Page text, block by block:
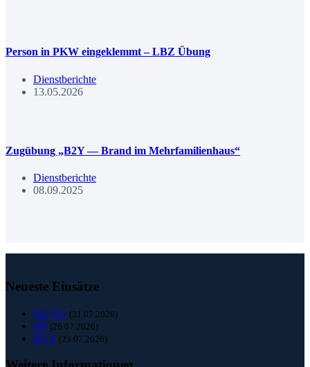
Person in PKW eingeklemmt – LBZ Übung
Dienstberichte
13.05.2026
Zugübung „B2Y — Brand im Mehrfamilienhaus“
Dienstberichte
08.09.2025
Neueste Einsätze
H2 VU (31.07.2026)
H0 (26.07.2026)
B2 Y (23.07.2026)